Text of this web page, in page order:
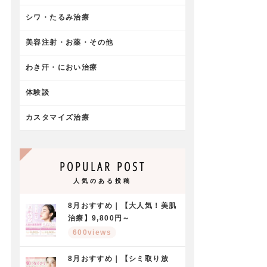
シワ・たるみ治療
美容注射・お薬・その他
わき汗・におい治療
体験談
カスタマイズ治療
POPULAR POST
人気のある投稿
8月おすすめ｜【大人気！美肌
治療】9,800円～
600views
8月おすすめ｜【シミ取り放